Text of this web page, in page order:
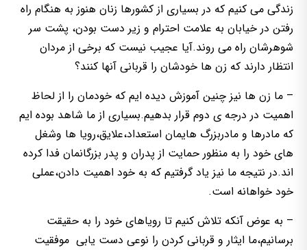
زندگی می کنیم که در بسیاری از کشورها زنان هنوز به هنگام راه
رفتن در خیابان به علامت احترام و زیر دست بودن، پشت سر
شوهرشان راه می روند.آیا عجیب نیست که برخی از مردان
انتظار دارند که زن ها خودشان را قربانی آنها کنند؟
– ما زن ها نیز چنین آموزش دیده ایم که خودمان را از لحاظ
اهمیت در درجه ی دوم قرار بدهیم.بسیاری از ما شاهد بوده ایم
که مادرها و مادربزرگ هایمان استعداد،علایق،رویا ها وشغل
های خود را به منظور حمایت از پدران و پدر بزرگانمان فدا کرده
اند.در نتیجه ما نیز یاد گرفتیم که به خود اهمیت دادن،عملی
خود خواهانه است.
– به عوض آنکه تلاش کنیم تا رویاهای خود را به حقیقت
برسانیم،ما ایثار و قربانی کردن را نوعی دست یابی موفقیت